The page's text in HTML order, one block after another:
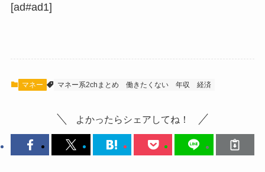
[ad#ad1]
マネー マネー系2chまとめ 働きたくない 年収 経済
よかったらシェアしてね！